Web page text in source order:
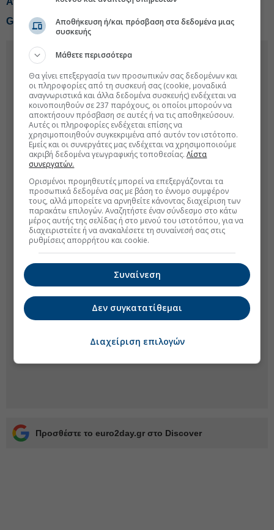
GSI: NAVTEX το φθινόπωρο μετά το ντιλ με Meridiam
Προσθέστε το euro2day.gr στο Discover
Αποθήκευση ή/και πρόσβαση στα δεδομένα μιας
συσκευής
Μάθετε περισσότερα
Θα γίνει επεξεργασία των προσωπικών σας δεδομένων και
οι πληροφορίες από τη συσκευή σας (cookie, μοναδικά
αναγνωριστικά και άλλα δεδομένα συσκευής) ενδέχεται να
κοινοποιηθούν σε 237 παρόχους, οι οποίοι μπορούν να
αποκτήσουν πρόσβαση σε αυτές ή να τις αποθηκεύσουν.
Αυτές οι πληροφορίες ενδέχεται επίσης να
χρησιμοποιηθούν συγκεκριμένα από αυτόν τον ιστότοπο.
Εμείς και οι συνεργάτες μας ενδέχεται να χρησιμοποιούμε
ακριβή δεδομένα γεωγραφικής τοποθεσίας.Λίστα
συνεργατών.
Ορισμένοι προμηθευτές μπορεί να επεξεργάζονται τα
προσωπικά δεδομένα σας με βάση το έννομο συμφέρον
τους, αλλά μπορείτε να αρνηθείτε κάνοντας διαχείριση των
παρακάτω επιλογών. Αναζητήστε έναν σύνδεσμο στο κάτω
μέρος αυτής της σελίδας ή στο μενού του ιστοτόπου, για να
διαχειριστείτε ή να ανακαλέσετε τη συναίνεσή σας στις
ρυθμίσεις απορρήτου και cookie.
Συναίνεση
Δεν συγκατατίθεμαι
Διαχείριση επιλογών